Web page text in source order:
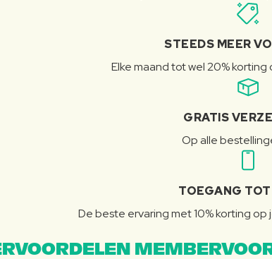
STEEDS MEER
Elke maand tot wel 20%
GRATIS
Op alle
TOEGANG
De beste ervaring met 10% korting